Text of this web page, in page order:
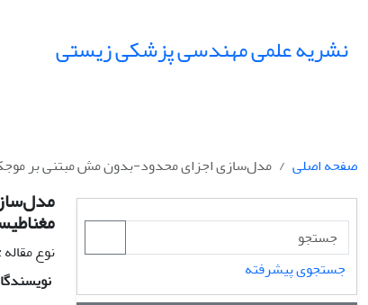
نشریه علمی مهندسی پزشکی زیستی
صفحه اصلی مدل‌سازی اجزای محدود-بدون ‌مش مبتنی بر
نوع
جستجوی پیشرفته